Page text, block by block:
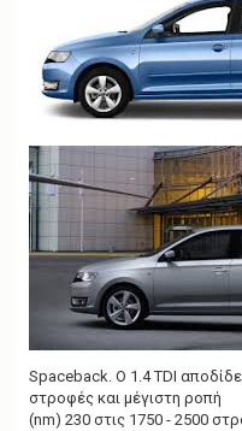
Spaceback. Ο 1.4 TDI
στροφές και μέγιστη ροπή
(nm) 230 στις 1750 - 2500